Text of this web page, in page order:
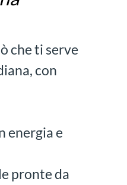
che ti serve
con
energia e
pronte da